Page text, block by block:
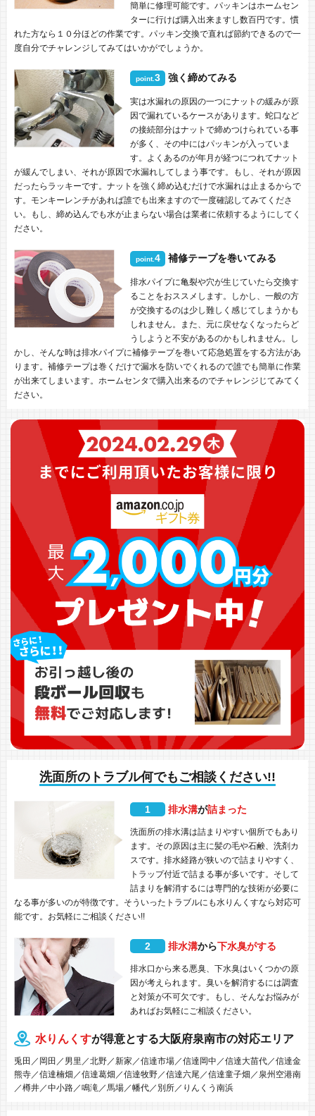
簡単に修理可能です。パッキンはホームセン
ターに行けば購入出来ますし数百円です。慣
れた方なら１０分ほどの作業です。パッキン交換で直れば節約できるので一
度自分でチャレンジしてみてはいかがでしょうか。
point.3 強く締めてみる
実は水漏れの原因の一つにナットの緩みが原
因で漏れているケースがあります。蛇口など
の接続部分はナットで締めつけられている事
が多く、その中にはパッキンが入っていま
す。よくあるのが年月が経つにつれてナット
が緩んでしまい、それが原因で水漏れしてしまう事です。もし、それが原因
だったらラッキーです。ナットを強く締め込むだけで水漏れは止まるからで
す。モンキーレンチがあれば誰でも出来ますので一度確認してみてくださ
い。もし、締め込んでも水が止まらない場合は業者に依頼するようにしてく
ださい。
point.4 補修テープを巻いてみる
排水パイプに亀裂や穴が生じていたら交換す
ることをおススメします。しかし、一般の方
が交換するのは少し難しく感じてしまうかも
しれません。また、元に戻せなくなったらど
うしようと不安があるのかもしれません。し
かし、そんな時は排水パイプに補修テープを巻いて応急処置をする方法があ
ります。補修テープは巻くだけで漏水を防いでくれるので誰でも簡単に作業
が出来てしまいます。ホームセンタで購入出来るのでチャレンジじてみてく
ださい。
洗面所のトラブル何でもご相談ください!!
1 排水溝が詰まった
洗面所の排水溝は詰まりやすい個所でもあり
ます。その原因は主に髪の毛や石鹸、洗剤カ
スです。排水経路が狭いので詰まりやすく、
トラップ付近で詰まる事が多いです。そして
詰まりを解消するには専門的な技術が必要に
なる事が多いのが特徴です。そういったトラブルにも水りんくすなら対応可
能です。お気軽にご相談ください!!
2 排水溝から下水臭がする
排水口から来る悪臭、下水臭はいくつかの原
因が考えられます。臭いを解消するには調査
と対策が不可欠です。もし、そんなお悩みが
あればお気軽にご相談ください。
水りんくすが得意とする大阪府泉南市の対応エリア
兎田／岡田／男里／北野／新家／信達市場／信達岡中／信達大苗代／信達金
熊寺／信達楠畑／信達葛畑／信達牧野／信達六尾／信達童子畑／泉州空港南
／樽井／中小路／鳴滝／馬場／幡代／別所／りんくう南浜